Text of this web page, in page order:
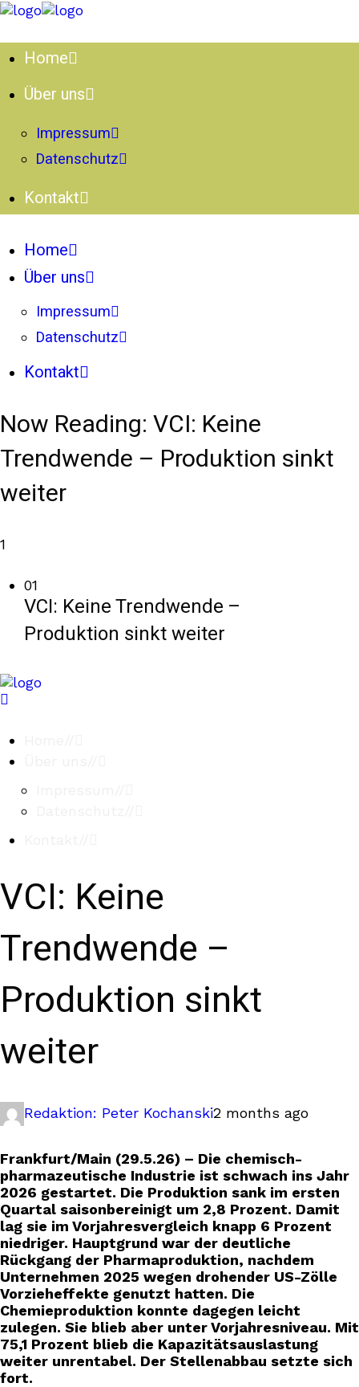
Home
Über uns
Impressum
Datenschutz
Kontakt
Home
Über uns
Impressum
Datenschutz
Kontakt
Now Reading: VCI: Keine
Trendwende – Produktion sinkt
weiter
1
01
VCI: Keine Trendwende –
Produktion sinkt weiter
VCI: Keine
Trendwende –
Produktion sinkt
weiter
Redaktion: Peter Kochanski2 months ago
Frankfurt/Main (29.5.26) – Die chemisch-
pharmazeutische Industrie ist schwach ins Jahr
2026 gestartet. Die Produktion sank im ersten
Quartal saisonbereinigt um 2,8 Prozent. Damit
lag sie im Vorjahresvergleich knapp 6 Prozent
niedriger. Hauptgrund war der deutliche
Rückgang der Pharmaproduktion, nachdem
Unternehmen 2025 wegen drohender US-Zölle
Vorzieheffekte genutzt hatten. Die
Chemieproduktion konnte dagegen leicht
zulegen. Sie blieb aber unter Vorjahresniveau. Mit
75,1 Prozent blieb die Kapazitätsauslastung
weiter unrentabel. Der Stellenabbau setzte sich
fort.